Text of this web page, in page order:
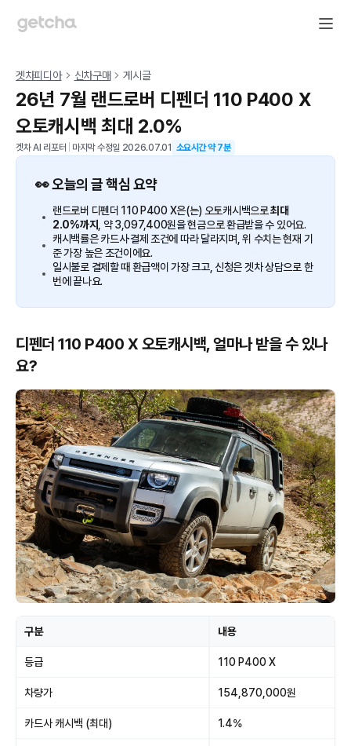
겟차피디아 신차구매 게시글
26년 7월 랜드로버 디펜더 110 P400 X
오토캐시백 최대 2.0%
겟차 AI 리포터 마지막 수정일 2026.07.01 소요시간 약7분
👀 오늘의 글 핵심 요약
랜드로버 디펜더 110 P400 X은(는) 오토캐시백으로최대
2.0%까지 , 약 3,097,400원을 현금으로 환급받을 수 있어요.
캐시백률은 카드사·결제 조건에 따라 달라지며, 위 수치는 현재 기
준 가장 높은 조건이에요.
일시불로 결제할 때 환급액이 가장 크고, 신청은 겟차 상담으로 한
번에 끝나요.
디펜더 110 P400 X 오토캐시백, 얼마나 받을 수 있나
요?
구분 내용
등급 110 P400 X
차량가 154,870,000원
카드사 캐시백 (최대) 1.4%